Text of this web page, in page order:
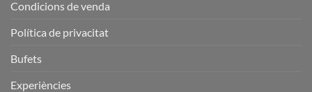
Condicions de venda
Política de privacitat
Bufets
Experiències